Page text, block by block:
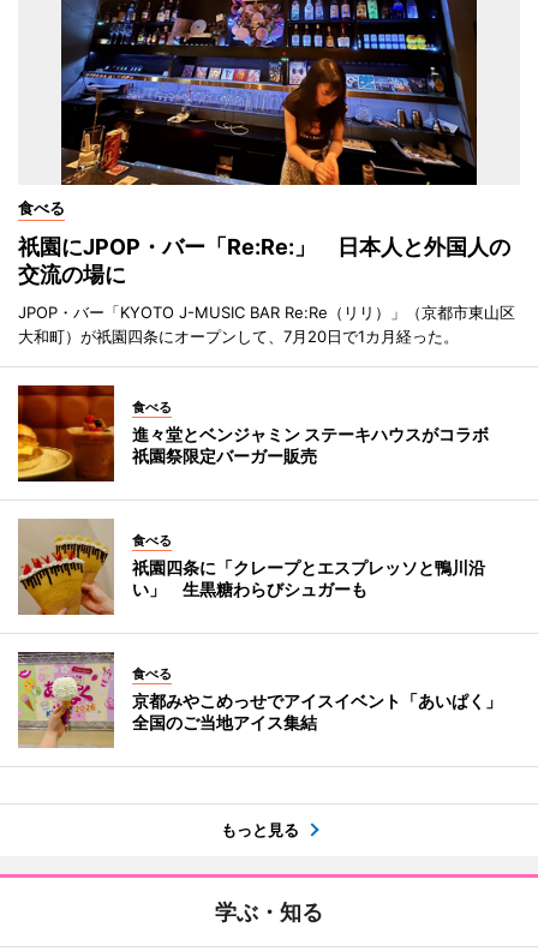
食べる
祇園にJPOP・バー「Re:Re:」 日本人と外国人の
交流の場に
JPOP・バー「KYOTO J-MUSIC BAR Re:Re（リリ）」（京都市東山区
大和町）が祇園四条にオープンして、7月20日で1カ月経った。
食べる
進々堂とベンジャミン ステーキハウスがコラボ
祇園祭限定バーガー販売
食べる
祇園四条に「クレープとエスプレッソと鴨川沿
い」 生黒糖わらびシュガーも
食べる
京都みやこめっせでアイスイベント「あいぱく」
全国のご当地アイス集結
もっと見る
学ぶ・知る